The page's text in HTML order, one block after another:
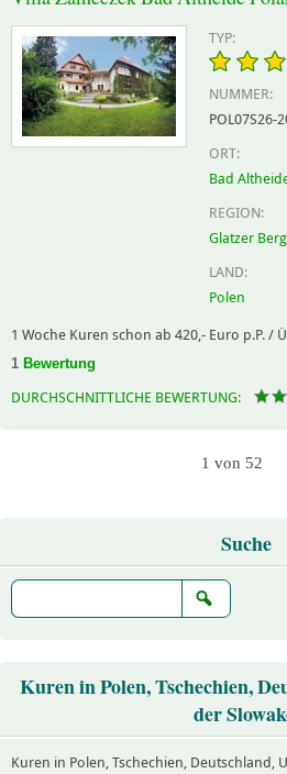
TYP:
NUMMER:
POL07S26-
ORT:
Bad
REGION:
Glatzer
LAND:
Polen
1 Woche Kuren schon ab 420,- Euro p.P. /
1 Bewertung
DURCHSCHNITTLICHE BEWERTUNG:
1 von 52
Suche
Kuren in Polen, Tschechien,
der
Kuren in Polen, Tschechien, Deutschland,